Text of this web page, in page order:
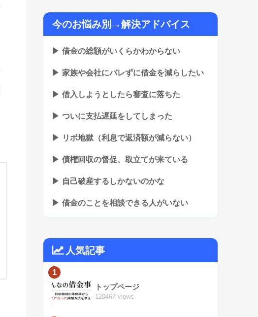
今のお悩み別→解決アドバイス
▶ 借金の総額がいくらかわからない
▶ 家族や会社にバレずに借金を減らしたい
▶ 借入しようとしたら審査に落ちた
▶ ついに支払遅延をしてしまった
▶ リボ地獄（利息で返済額が減らない）
▶ 債権回収の督促、取立てが来ている
▶ 自己破産するしかないのかな
▶ 借金のことを相談できる人がいない
人気記事
1
トップページ
120467 views